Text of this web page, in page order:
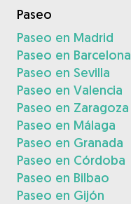
Paseo
Paseo en Madrid
Paseo en Barcelona
Paseo en Sevilla
Paseo en Valencia
Paseo en Zaragoza
Paseo en Málaga
Paseo en Granada
Paseo en Córdoba
Paseo en Bilbao
Paseo en Gijón